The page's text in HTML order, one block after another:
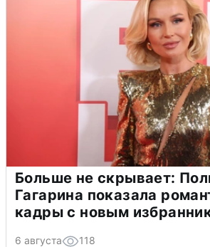
Больше не скрывает:
Гагарина показала
кадры с новым
6 августа 118